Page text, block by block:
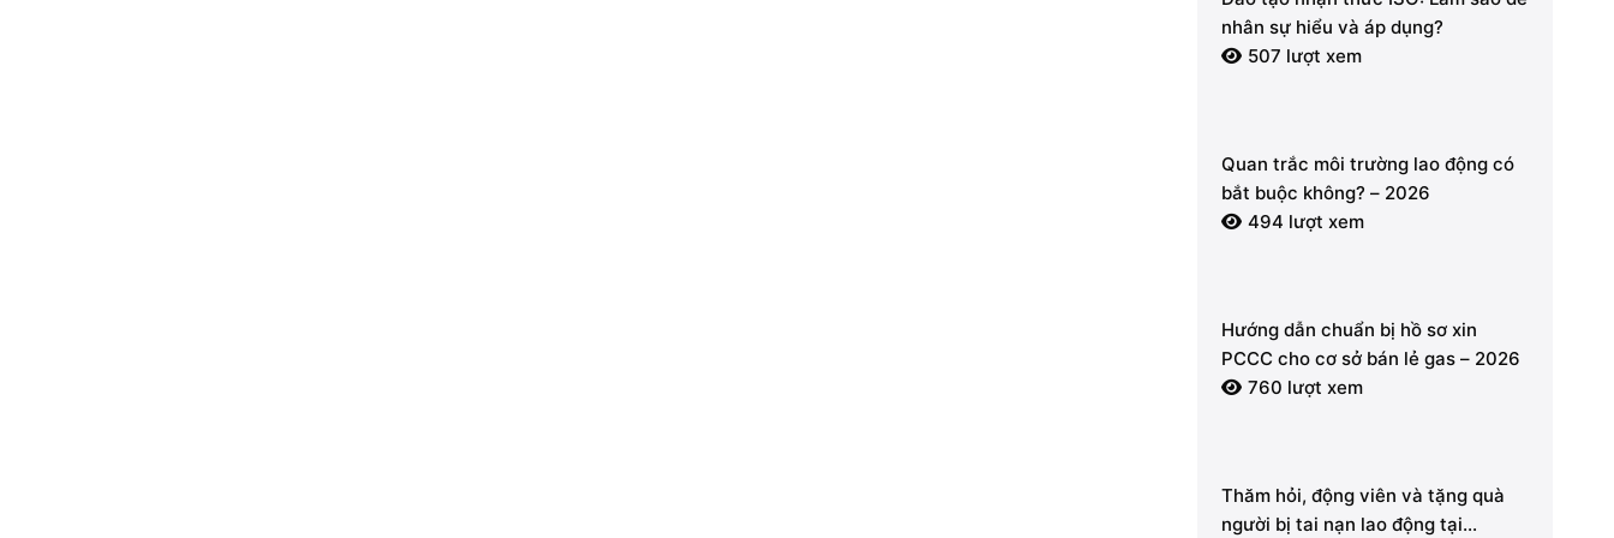
nhân sự hiểu và áp dụng?
507 lượt xem
Quan trắc môi trường lao động có
bắt buộc không? – 2026
494 lượt xem
Hướng dẫn chuẩn bị hồ sơ xin
PCCC cho cơ sở bán lẻ gas – 2026
760 lượt xem
Thăm hỏi, động viên và tặng quà
người bị tai nạn lao động tại